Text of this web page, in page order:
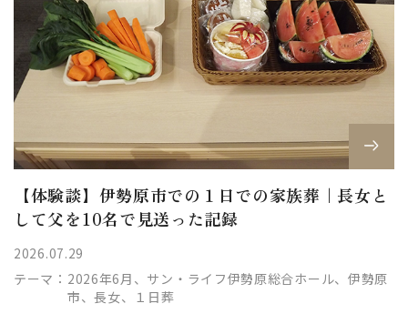
【体験談】伊勢原市での１日での家族葬｜長女と
して父を10名で見送った記録
2026.07.29
テーマ： 2026年6月、サン・ライフ伊勢原総合ホール、伊勢原
市、長女、１日葬